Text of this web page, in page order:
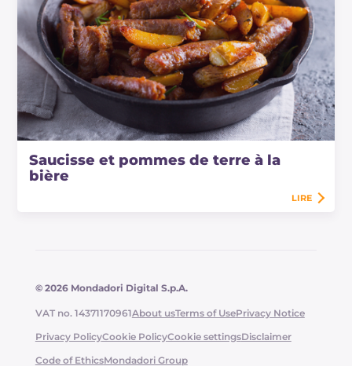
Saucisse et pommes de terre à la
bière
LIRE
© 2026 Mondadori Digital S.p.A.
VAT no. 14371170961About usTerms of UsePrivacy Notice
Privacy PolicyCookie PolicyCookie settingsDisclaimer
Code of EthicsMondadori Group